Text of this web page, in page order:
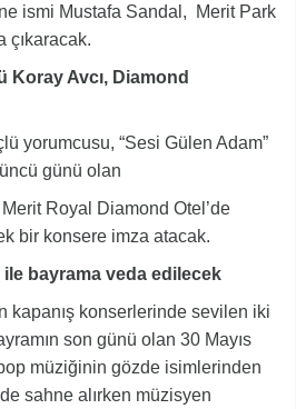
ismi Mustafa Sandal, Merit Park
çıkaracak.
Koray Avcı, Diamond
yorumcusu, “Sesi Gülen Adam”
günü olan
Royal Diamond Otel’de
bir konsere imza atacak.
bayrama veda edilecek
kapanış konserlerinde sevilen iki
son günü olan 30 Mayıs
müziğinin gözde isimlerinden
sahne alırken müzisyen